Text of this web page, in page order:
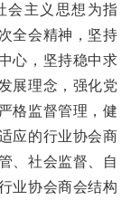
会主义思想为指
全会精神，坚持
心，坚持稳中求
展理念，强化党
格监督管理，健
应的行业协会商
、社会监督、自
业协会商会结构